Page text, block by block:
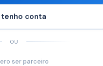
tenho conta
OU
ser parceiro